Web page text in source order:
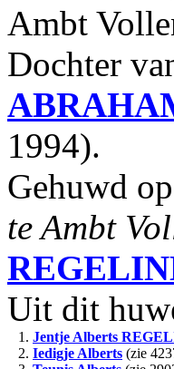
Ambt
Dochter
1994).
Gehuwd
te Ambt
Uit dit
1. Jentje Alberts
2. Iedigje Alberts (zie